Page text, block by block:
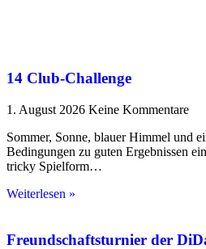
14 Club-Challenge
1. August 2026 Keine Kommentare
Sommer, Sonne, blauer Himmel und
Bedingungen zu guten Ergebnissen
tricky Spielform…
Weiterlesen »
Freundschaftsturnier der